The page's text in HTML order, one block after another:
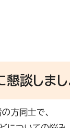
談しまし
方同士で、